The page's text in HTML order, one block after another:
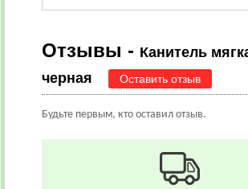
Отзывы - Канитель
черная
Оставить отзыв
Будьте первым, кто оставил отзыв.